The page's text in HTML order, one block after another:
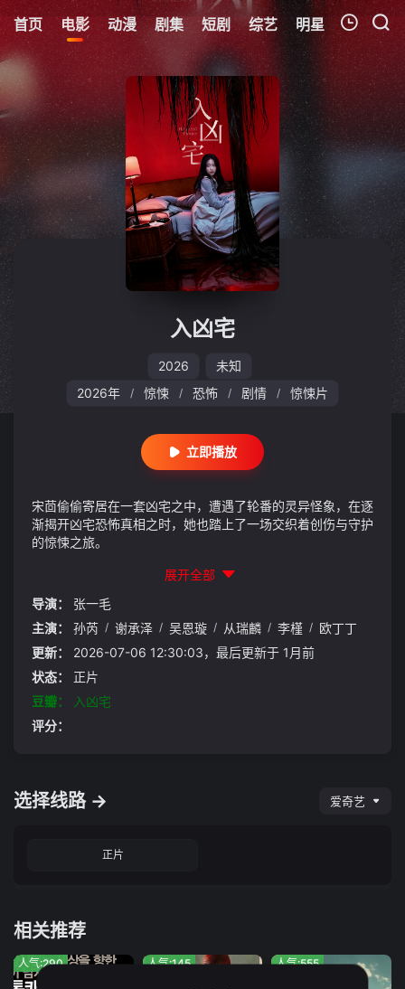
首页 电影 动漫 剧集 短剧 综艺 明星 周表
我的观影记录
暂无观看影片的记录
入凶宅
2026
未知
2026年
/ 惊悚 / 恐怖 / 剧情 / 惊悚片
立即播放
宋茴偷偷寄居在一套凶宅之中，遭遇了轮番的灵异怪象，在逐
渐揭开凶宅恐怖真相之时，她也踏上了一场交织着创伤与守护
的惊悚之旅。
展开全部
导演：
张一毛
主演：
孙芮 / 谢承泽 / 吴恩璇 / 从瑞麟 / 李槿 / 欧丁丁
更新：
2026-07-06 12:30:03，最后更新于 1月前
状态：
正片
豆瓣：
入凶宅
评分：
选择线路 → 爱奇艺
正片
相关推荐
人气:290 人气:145 人气:555